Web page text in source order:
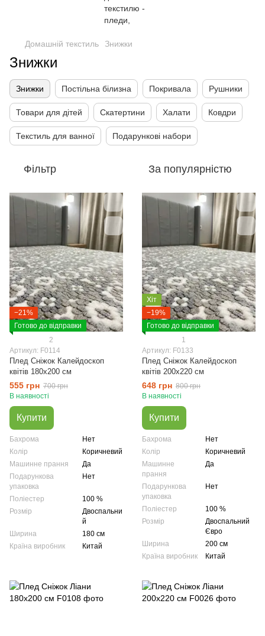
Домашній текстиль Знижки
Знижки
Знижки Постільна білизна Покривала Рушники
Товари для дітей Скатертини Халати Ковдри
Текстиль для ванної Подарункові набори
Фільтр За популярністю
−21%
Готово до відправки
2
Артикул: F0114
Плед Сніжок Калейдоскоп
квітів 180х200 см
555 грн 700 грн
В наявності
Купити
Бахрома
Нет
Колір
Коричневий
Машинне прання
Да
Подарункова
упаковка
Нет
Поліестер
100 %
Розмір
Двоспальни
й
Ширина
180 см
Країна виробник
Китай
Хіт
−19%
Готово до відправки
1
Артикул: F0133
Плед Сніжок Калейдоскоп
квітів 200х220 см
648 грн 800 грн
В наявності
Купити
Бахрома
Нет
Колір
Коричневий
Машинне
прання
Да
Подарункова
упаковка
Нет
Поліестер
100 %
Розмір
Двоспальний
Євро
Ширина
200 см
Країна виробник
Китай